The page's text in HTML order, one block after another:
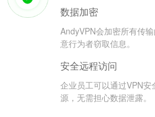
数据加密
AndyVPN会加密所有传
意行为者窃取信息。
安全远程访问
企业员工可以通过VPN
源，无需担心数据泄露。